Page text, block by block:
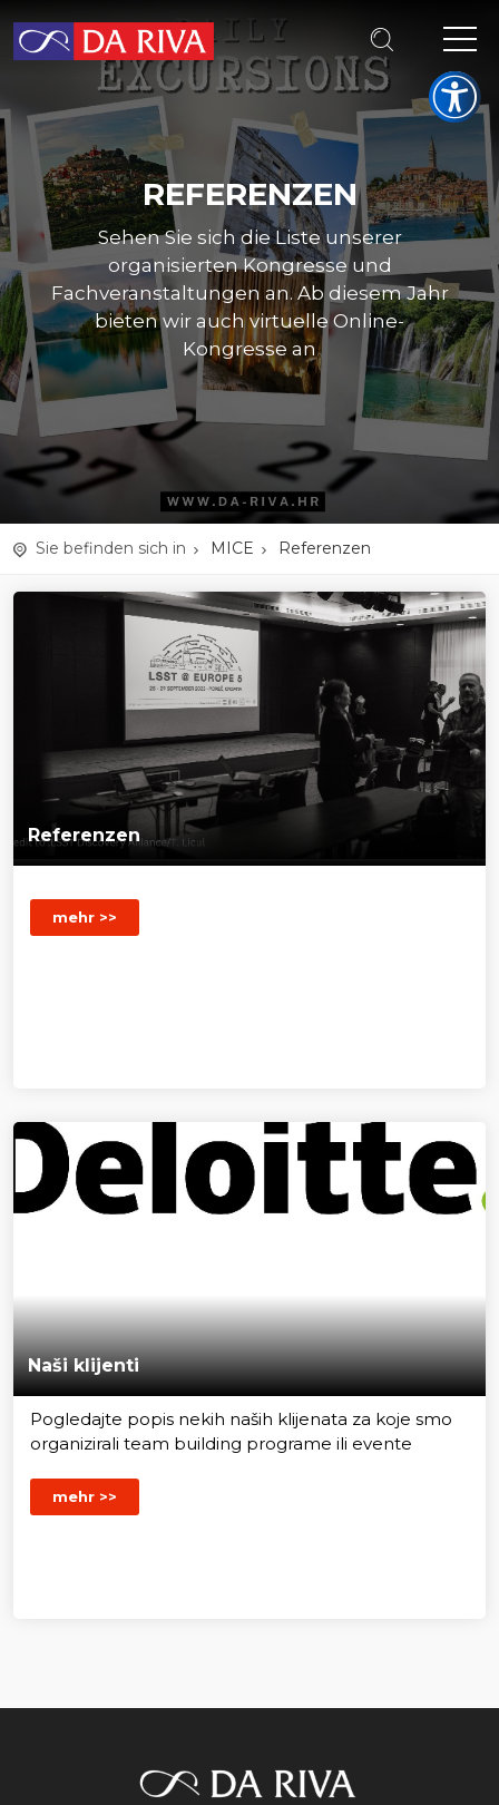
REFERENZEN
Sehen Sie sich die Liste unserer
organisierten Kongresse und
Fachveranstaltungen an. Ab diesem Jahr
bieten wir auch virtuelle Online-
Kongresse an
Sie befinden sich in MICE Referenzen
Referenzen
mehr >>
Naši klijenti
Pogledajte popis nekih naših klijenata za koje smo
organizirali team building programe ili evente
mehr >>